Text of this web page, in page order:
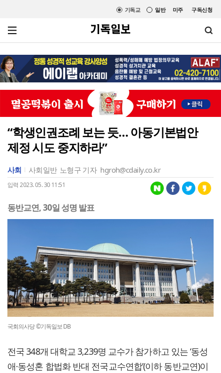
미주 구독신청
일반
기독교
“학생인권조례 보는 듯… 아동기본법안
제정 시도 중지하라”
사회 사회일반 노형구 기자 hgroh@cdaily.co.kr
입력 2023. 05. 30 11:51
동반교연, 30일 성명 발표
국회의사당 ©기독일보 DB
전국 348개 대학교 3,239명 교수가 참가하고 있는 ‘동성
애·동성혼 합법화 반대 전국교수연합’(이하 동반교연)이